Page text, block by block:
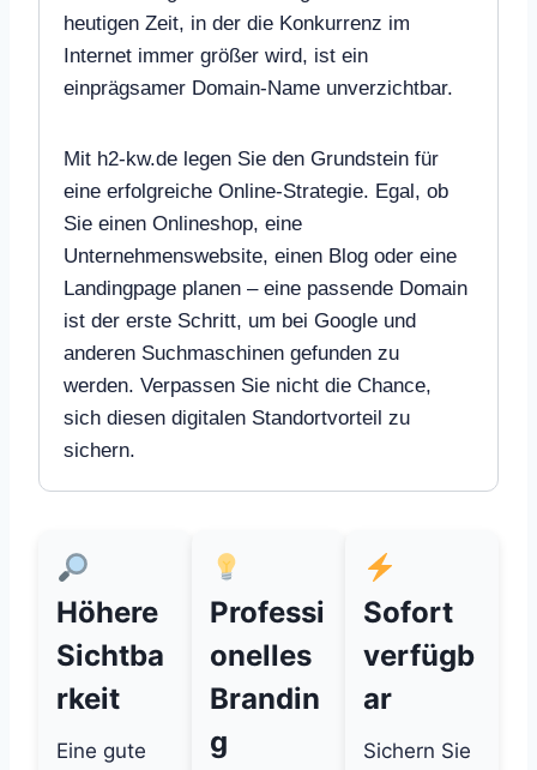
heutigen Zeit, in der die Konkurrenz im
Internet immer größer wird, ist ein
einprägsamer Domain-Name unverzichtbar.
Mit h2-kw.de legen Sie den Grundstein für
eine erfolgreiche Online-Strategie. Egal, ob
Sie einen Onlineshop, eine
Unternehmenswebsite, einen Blog oder eine
Landingpage planen – eine passende Domain
ist der erste Schritt, um bei Google und
anderen Suchmaschinen gefunden zu
werden. Verpassen Sie nicht die Chance,
sich diesen digitalen Standortvorteil zu
sichern.
Höhere
Sichtba
rkeit
Eine gute
Professi
onelles
Brandin
g
Sofort
verfügb
ar
Sichern Sie